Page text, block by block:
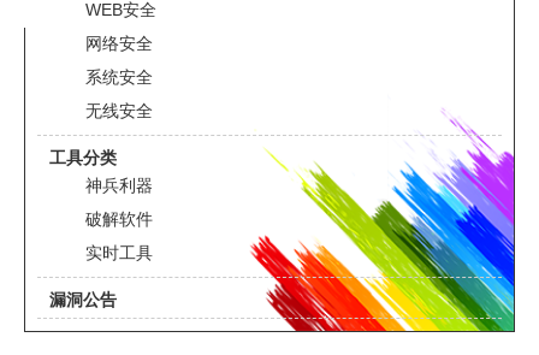
WEB安全
网络安全
系统安全
无线安全
工具分类
神兵利器
破解软件
实时工具
漏洞公告